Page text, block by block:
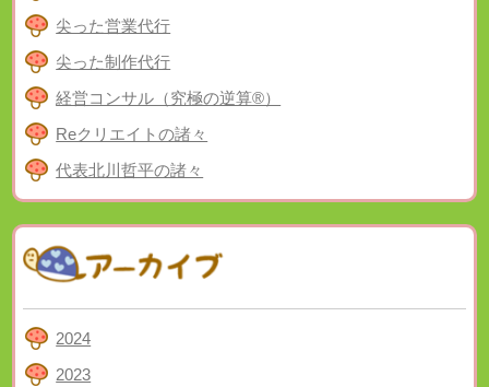
尖った営業代行
尖った制作代行
経営コンサル（究極の逆算®）
Reクリエイトの諸々
代表北川哲平の諸々
2024
2023